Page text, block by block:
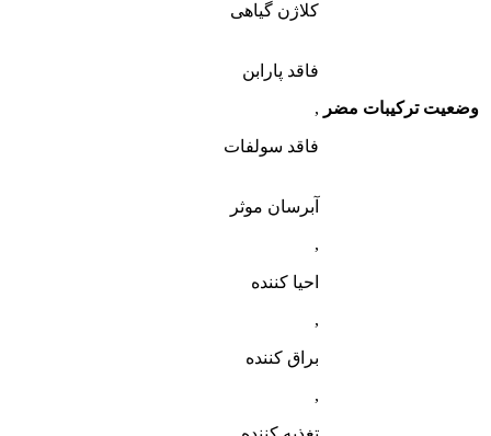
کلاژن گیاهی
وضعیت ترکیبات مضر
فاقد پارابن
,
فاقد سولفات
آبرسان موثر
,
احیا کننده
,
براق کننده
,